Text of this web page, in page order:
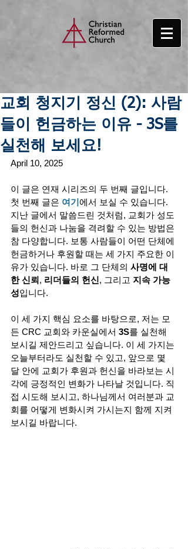
교회 청지기 정신 (2): 사람
들이 헌금하는 이유 - 3S를
실천해 보세요!
April 10, 2025
이 글은 연재 시리즈의 두 번째 글입니다.
첫 번째 글은 여기에서 보실 수 있습니다.
지난 글에서 말씀드린 것처럼, 교회가 성도
들의 헌신과 나눔을 격려할 수 있는 방법은
참 다양합니다. 보통 사람들이 어떤 단체에
헌금하거나 후원할 때는 세 가지 주요한 이
유가 있습니다. 바로 그 단체의 사명에 대
한 신뢰, 리더들의 헌신, 그리고 지속 가능
성입니다.
이 세 가지 핵심 요소를 바탕으로, 저는 모
든 CRC 교회와 카운실에서 3S를 실천해
보시길 제안드리고 싶습니다. 이 세 가지는
오늘부터라도 실천할 수 있고, 앞으로 몇
달 안에 교회가 후원과 헌신을 바라보는 시
각에 긍정적인 변화가 나타날 것입니다. 직
접 시도해 보시고, 하나님께서 여러분과 교
회를 어떻게 변화시켜 가시는지 함께 지켜
보시길 바랍니다.